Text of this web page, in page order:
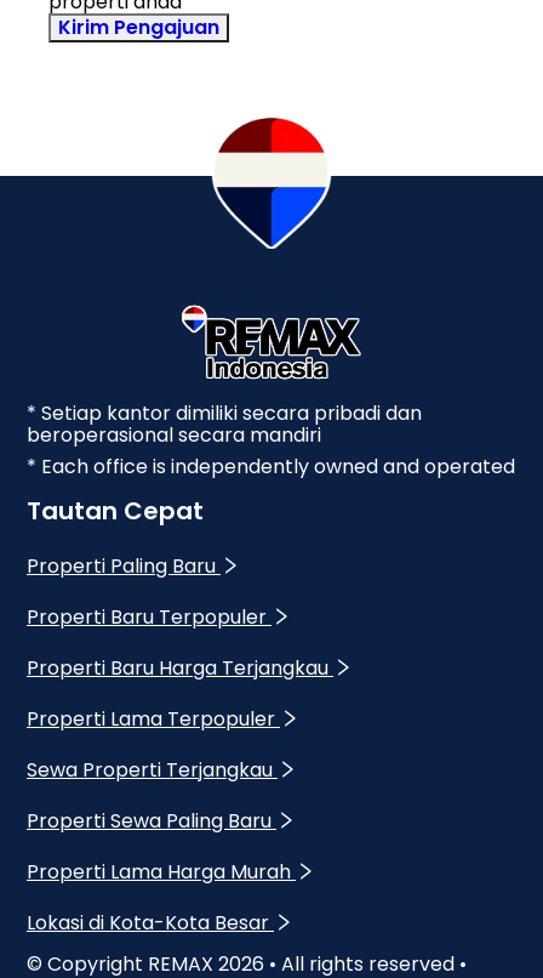
Kirim Pengajuan
* Setiap kantor dimiliki secara pribadi dan
beroperasional secara mandiri
* Each office is independently owned and operated
Tautan Cepat
Properti Paling Baru
Properti Baru Terpopuler
Properti Baru Harga Terjangkau
Properti Lama Terpopuler
Sewa Properti Terjangkau
Properti Sewa Paling Baru
Properti Lama Harga Murah
Lokasi di Kota-Kota Besar
© Copyright REMAX 2026 • All rights reserved •